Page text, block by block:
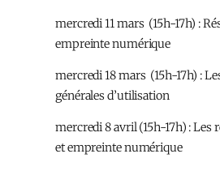
mercredi 11 mars (15h-17h) :
empreinte numérique
mercredi 18 mars (15h-17h) :
générales d’utilisation
mercredi 8 avril (15h-17h) : Les
et empreinte numérique